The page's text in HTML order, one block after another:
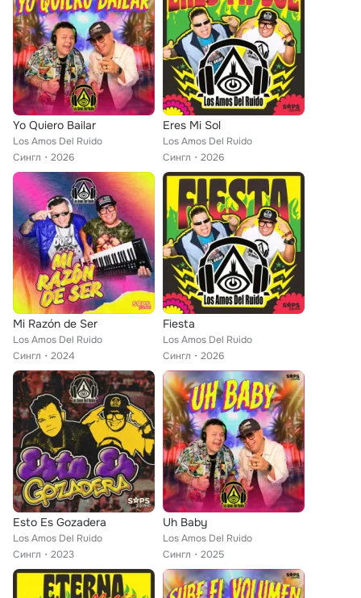
Yo Quiero Bailar
Los Amos Del Ruido
Сингл
2026
Eres Mi Sol
Los Amos Del Ruido
Сингл
2026
Mi Razón de Ser
Los Amos Del Ruido
Сингл
2024
Fiesta
Los Amos Del Ruido
Сингл
2026
Esto Es Gozadera
Los Amos Del Ruido
Сингл
2023
Uh Baby
Los Amos Del Ruido
Сингл
2025